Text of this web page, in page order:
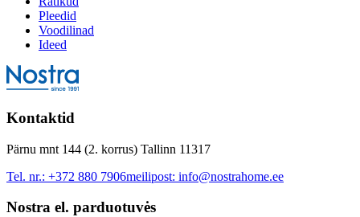
Pleedid
Voodilinad
Ideed
Kontaktid
Pärnu mnt 144 (2. korrus) Tallinn 11317
Tel. nr.: +372 880 7906meilipost: info@nostrahome.ee
Nostra el. parduotuvės